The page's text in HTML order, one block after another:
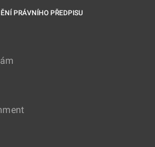
PRÁVNÍHO PŘEDPISU